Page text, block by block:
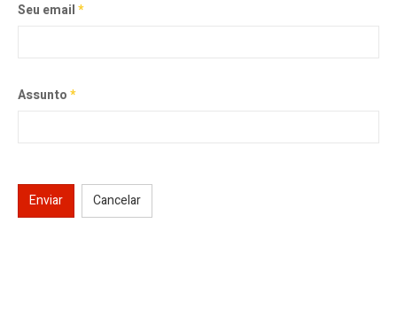
Seu email*
Assunto*
Enviar Cancelar